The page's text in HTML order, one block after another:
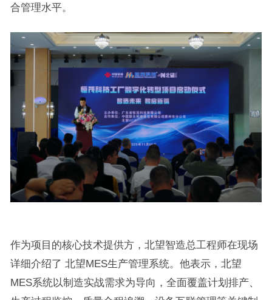
合管理水平。
作为项目的核心技术提供方，北望智造总工程师在现场
详细介绍了 北望MES生产管理系统。他表示，北望
MES系统以制造实战需求为导向，全面覆盖计划排产、